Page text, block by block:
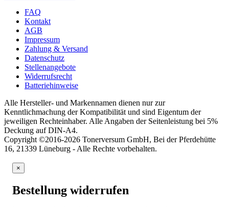
FAQ
Kontakt
AGB
Impressum
Zahlung & Versand
Datenschutz
Stellenangebote
Widerrufsrecht
Batteriehinweise
Alle Hersteller- und Markennamen dienen nur zur
Kenntlichmachung der Kompatibilität und sind Eigentum der
jeweiligen Rechteinhaber. Alle Angaben der Seitenleistung bei 5%
Deckung auf DIN-A4.
Copyright ©2016-2026 Tonerversum GmbH, Bei der Pferdehütte
16, 21339 Lüneburg - Alle Rechte vorbehalten.
×
Bestellung widerrufen